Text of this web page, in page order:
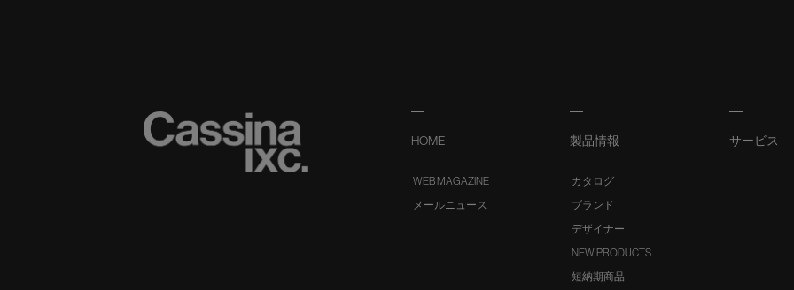
HOME
WEB MAGAZINE
メールニュース
製品情報
カタログ
ブランド
デザイナー
NEW PRODUCTS
短納期商品
サービス